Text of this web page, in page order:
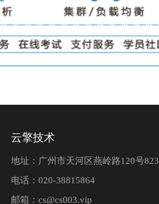
云擎技术
地址：广州市天河区燕岭路120号823
电话：020-38815864
邮箱：cs@cs003.vip